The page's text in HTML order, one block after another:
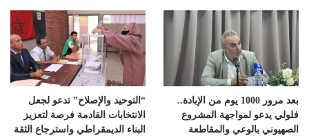
بعد مرور 1000 يوم من الإبادة..
فلولي يدعو لمواجهة المشروع
الصهيوني بالوعي والمقاطعة
“التوحيد والإصلاح” تدعو لجعل
الانتخابات القادمة فرصة لتعزيز
البناء الديمقراطي واسترجاع الثقة